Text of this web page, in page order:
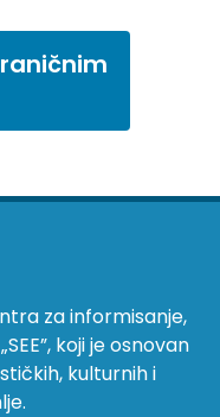
za informisanje,
koji je osnovan
kulturnih i